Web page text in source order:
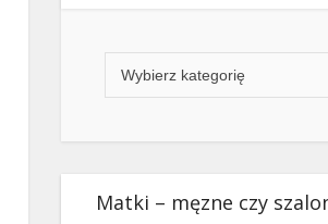
Matki – męzne czy